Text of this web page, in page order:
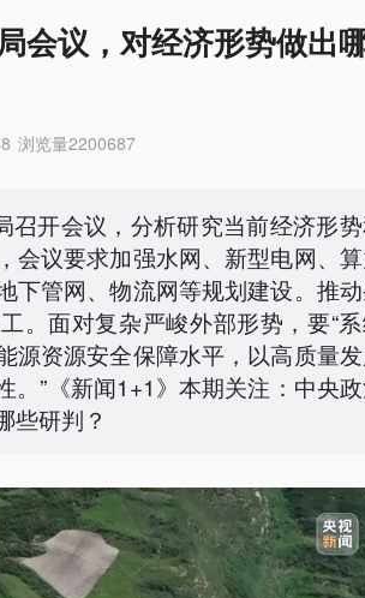
会议，对经济形势做出
浏览量2200687
召开会议，分析研究当前经济形
会议要求加强水网、新型电网、
下管网、物流网等规划建设。推
。面对复杂严峻外部形势，要“
源资源安全保障水平，以高质量
。”《新闻1+1》本期关注：中央
些研判？